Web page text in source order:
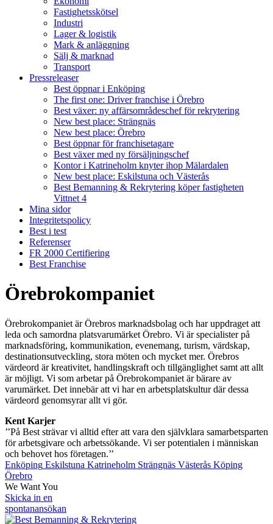
Fastighetsskötsel
Industri
Lager & logistik
Mark & anläggning
Sälj & marknad
Transport
Pressreleaser
Best öppnar i Enköping
The first one: Driver franchise i Örebro
Best växer: ny affärsområdeschef för rekrytering
New best place: Strängnäs
New best place: Örebro
Best öppnar för franchisetagare
Best växer med ny försäljningschef
Kontor i Katrineholm knyter ihop Mälardalen
New best place: Eskilstuna och Västerås
Best Bemanning & Rekrytering köper fastigheten
Vittnet 4
Mina sidor
Integritetspolicy
Best i test
Referenser
FR 2000 Certifiering
Best Franchise
Örebrokompaniet
Örebrokompaniet är Örebros marknadsbolag och har uppdraget att
leda och samordna platsvarumärket Örebro. Vi är specialister på
marknadsföring, kommunikation, evenemang, turism, värdskap,
destinationsutveckling, stora möten och mycket mer. Örebros
värdeord är kreativitet, handlingskraft och tillgänglighet samt att allt
är möjligt. Vi som arbetar på Örebrokompaniet är bärare av
varumärket. Det innebär att vi har en arbetsplatskultur där dessa
värdeord genomsyrar allt vi gör.
Kent Karjer
’’På Best strävar vi alltid efter att vara den självklara samarbetsparten
för arbetsgivare och arbetssökande. Vi ser potentialen i människan
och behovet hos företagen.’’
Enköping Eskilstuna Katrineholm Strängnäs Västerås Köping
Örebro
We Want You
Skicka in en
spontanansökan